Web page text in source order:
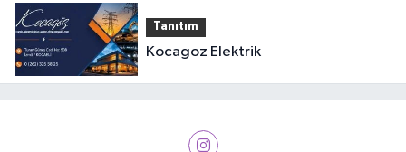
Tanıtım
Kocagoz Elektrik